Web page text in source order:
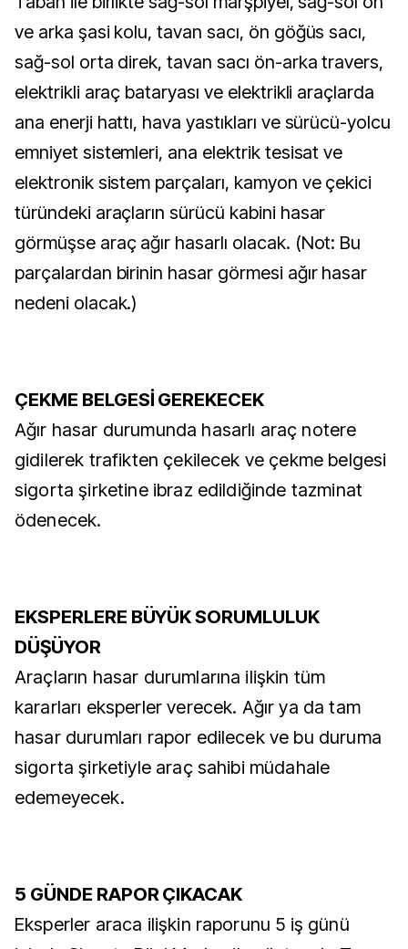
ve arka şasi kolu, tavan sacı, ön göğüs sacı,
sağ-sol orta direk, tavan sacı ön-arka travers,
elektrikli araç bataryası ve elektrikli araçlarda
ana enerji hattı, hava yastıkları ve sürücü-yolcu
emniyet sistemleri, ana elektrik tesisat ve
elektronik sistem parçaları, kamyon ve çekici
türündeki araçların sürücü kabini hasar
görmüşse araç ağır hasarlı olacak. (Not: Bu
parçalardan birinin hasar görmesi ağır hasar
nedeni olacak.)
ÇEKME BELGESİ GEREKECEK
Ağır hasar durumunda hasarlı araç notere
gidilerek trafikten çekilecek ve çekme belgesi
sigorta şirketine ibraz edildiğinde tazminat
ödenecek.
EKSPERLERE BÜYÜK SORUMLULUK
DÜŞÜYOR
Araçların hasar durumlarına ilişkin tüm
kararları eksperler verecek. Ağır ya da tam
hasar durumları rapor edilecek ve bu duruma
sigorta şirketiyle araç sahibi müdahale
edemeyecek.
5 GÜNDE RAPOR ÇIKACAK
Eksperler araca ilişkin raporunu 5 iş günü